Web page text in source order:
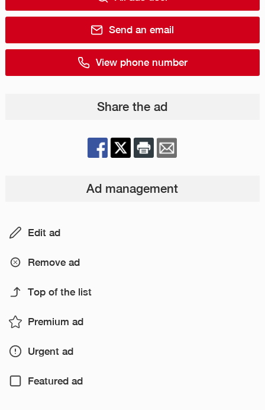
Send an email
View phone number
Share the ad
Ad management
Edit ad
Remove ad
Top of the list
Premium ad
Urgent ad
Featured ad